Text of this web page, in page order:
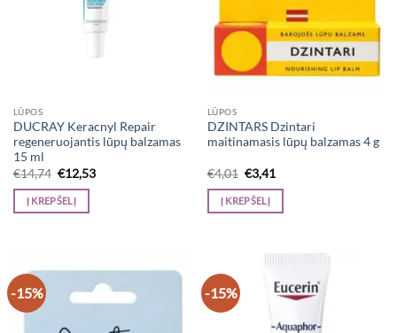
LŪPOS
DUCRAY Keracnyl Repair
regeneruojantis lūpų balzamas
15 ml
€14,74 Original
price
was:
€14,74.
€12,53Current
Į KREPŠELĮ
LŪPOS
DZINTARS Dzintari
maitinamasis lūpų balzamas 4 g
€4,01 Original
price
was:
€4,01.
€3,41
is:
Į KREPŠELĮ
-15% -15%